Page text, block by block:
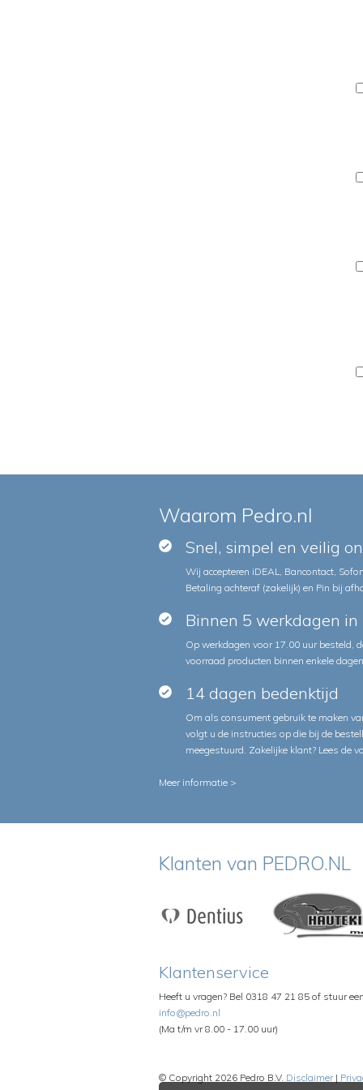
Waarom Pedro.nl
Snel, simpel en veilig
Wij accepteren iDEAL, Bancontact,
Betaling achteraf (zakelijk) en Pin bij
Binnen 5 werkdagen in
Op werkdagen voor 17.00 uur besteld,
voorraad producten binnen enkele
14 dagen bedenktijd
Om als consument gebruik te maken
volgt u de instructies op die bij de
meegestuurd. Zakelijke klant? Lees de
Meer informatie >
Klanten van PEDRO.NL
Klantenservice
Heeft u vragen? Bel 0318 47 21 85 of stuur
info@pedro.nl
(Ma t/m vr 8.00 - 17.00 uur)
© Copyright 2026 Pedro B.V. Disclaimer|